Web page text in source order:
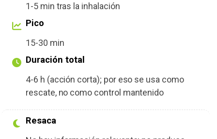
1-5 min tras la inhalación
Pico
15-30 min
Duración total
4-6 h (acción corta); por eso se usa como
rescate, no como control mantenido
Resaca